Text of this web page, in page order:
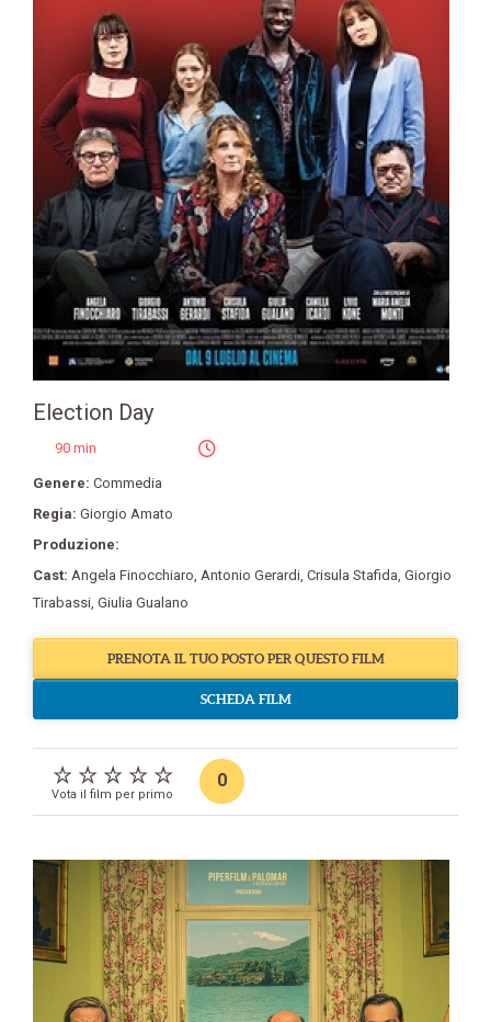
Election Day
90 min
Genere: Commedia
Regia: Giorgio Amato
Produzione:
Cast: Angela Finocchiaro, Antonio Gerardi, Crisula Stafida, Giorgio
Tirabassi, Giulia Gualano
PRENOTA IL TUO POSTO PER QUESTO FILM
SCHEDA FILM
Vota il film per primo
0